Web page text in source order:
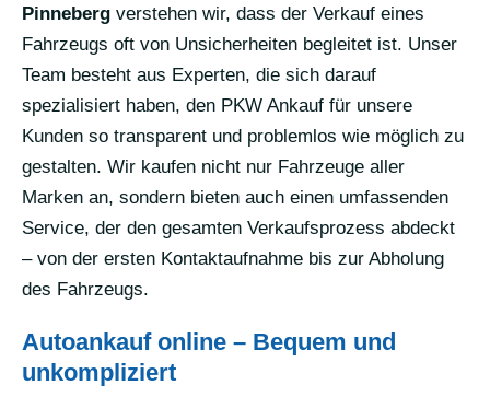
Pinneberg verstehen wir, dass der Verkauf eines
Fahrzeugs oft von Unsicherheiten begleitet ist. Unser
Team besteht aus Experten, die sich darauf
spezialisiert haben, den PKW Ankauf für unsere
Kunden so transparent und problemlos wie möglich zu
gestalten. Wir kaufen nicht nur Fahrzeuge aller
Marken an, sondern bieten auch einen umfassenden
Service, der den gesamten Verkaufsprozess abdeckt
– von der ersten Kontaktaufnahme bis zur Abholung
des Fahrzeugs.
Autoankauf online – Bequem und
unkompliziert